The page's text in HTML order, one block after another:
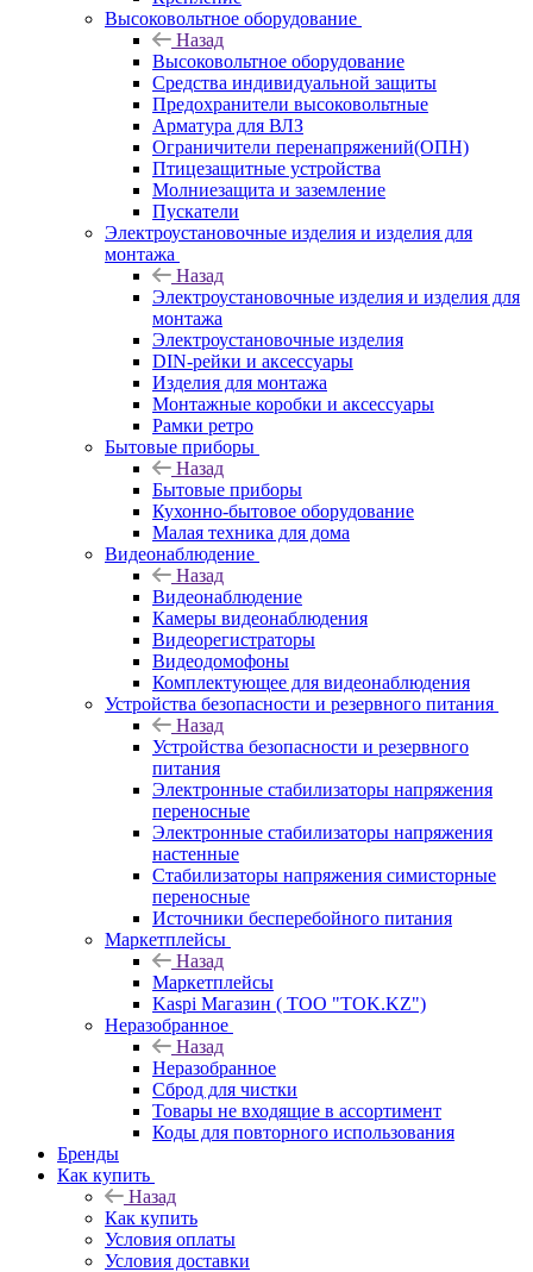
Высоковольтное оборудование
Назад
Высоковольтное оборудование
Средства индивидуальной защиты
Предохранители высоковольтные
Арматура для ВЛЗ
Ограничители перенапряжений(ОПН)
Птицезащитные устройства
Молниезащита и заземление
Пускатели
Электроустановочные изделия и изделия для
монтажа
Назад
Электроустановочные изделия и изделия для
монтажа
Электроустановочные изделия
DIN-рейки и аксессуары
Изделия для монтажа
Монтажные коробки и аксессуары
Рамки ретро
Бытовые приборы
Назад
Бытовые приборы
Кухонно-бытовое оборудование
Малая техника для дома
Видеонаблюдение
Назад
Видеонаблюдение
Камеры видеонаблюдения
Видеорегистраторы
Видеодомофоны
Комплектующее для видеонаблюдения
Устройства безопасности и резервного питания
Назад
Устройства безопасности и резервного
питания
Электронные стабилизаторы напряжения
переносные
Электронные стабилизаторы напряжения
настенные
Стабилизаторы напряжения симисторные
переносные
Источники бесперебойного питания
Маркетплейсы
Назад
Маркетплейсы
Kaspi Магазин ( ТОО "TOK.KZ")
Неразобранное
Назад
Неразобранное
Сброд для чистки
Товары не входящие в ассортимент
Коды для повторного использования
Бренды
Как купить
Назад
Как купить
Условия оплаты
Условия доставки